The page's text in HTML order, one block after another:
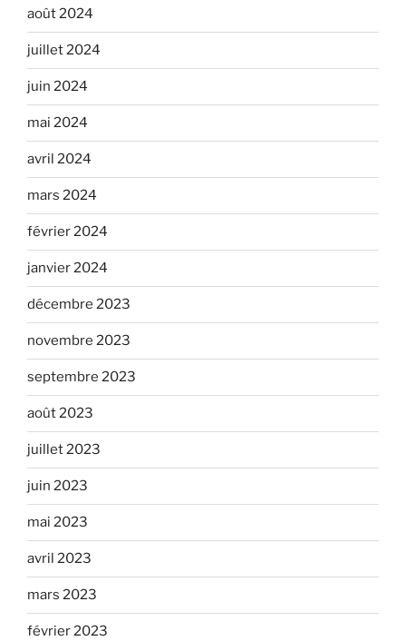
août 2024
juillet 2024
juin 2024
mai 2024
avril 2024
mars 2024
février 2024
janvier 2024
décembre 2023
novembre 2023
septembre 2023
août 2023
juillet 2023
juin 2023
mai 2023
avril 2023
mars 2023
février 2023